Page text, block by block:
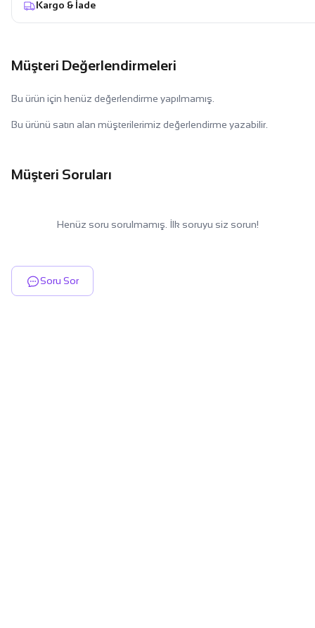
Kargo & İade
Müşteri Değerlendirmeleri
Bu ürün için henüz değerlendirme yapılmamış.
Bu ürünü satın alan müşterilerimiz değerlendirme yazabilir.
Müşteri Soruları
Henüz soru sorulmamış. İlk soruyu siz sorun!
Soru Sor